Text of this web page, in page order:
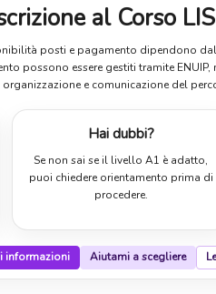
al Corso
posti e pagamento dipendono
possono essere gestiti tramite
organizzazione e comunicazione del
Hai dubbi?
Se non sai se il livello A1 è adatto,
puoi chiedere orientamento prima di
procedere.
informazioni Aiutami a scegliere